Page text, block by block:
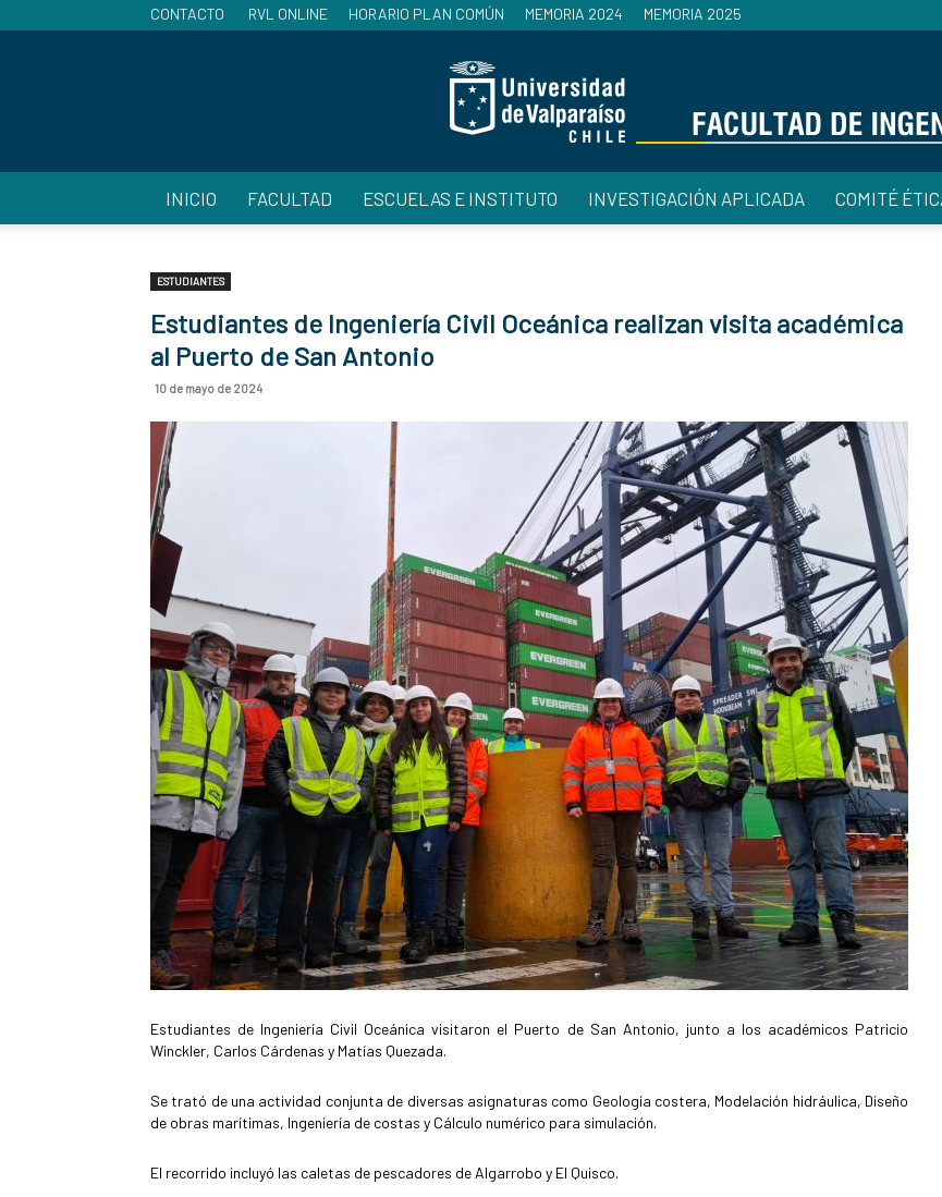
CONTACTO RVL ONLINE HORARIO PLAN COMÚN MEMORIA 2024 MEMORIA 2025
Ingeniería
INICIO FACULTAD ESCUELAS E INSTITUTO INVESTIGACIÓN APLICADA COMITÉ
ESTUDIANTES
Estudiantes de Ingeniería Civil Oceánica realizan visita académica
al Puerto de San Antonio
10 de mayo de 2024
Estudiantes de Ingeniería Civil Oceánica visitaron el Puerto de San Antonio, junto a los académicos Patricio
Winckler, Carlos Cárdenas y Matías Quezada.
Se trató de una actividad conjunta de diversas asignaturas como Geología costera, Modelación hidráulica, Diseño
de obras marítimas, Ingeniería de costas y Cálculo numérico para simulación.
El recorrido incluyó las caletas de pescadores de Algarrobo y El Quisco.